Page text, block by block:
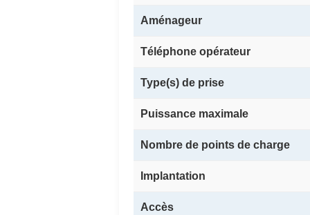
Aménageur
Téléphone opérateur
Type(s) de prise
Puissance maximale
Nombre de points de charge
Implantation
Accès